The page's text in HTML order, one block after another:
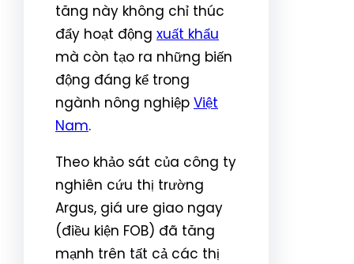
tăng này không chỉ thúc
đẩy hoạt động xuất khẩu
mà còn tạo ra những biến
động đáng kể trong
ngành nông nghiệp Việt
Nam.
Theo khảo sát của công ty
nghiên cứu thị trường
Argus, giá ure giao ngay
(điều kiện FOB) đã tăng
mạnh trên tất cả các thị